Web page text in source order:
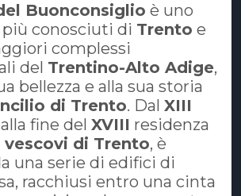
Buonconsiglio è uno
conosciuti di Trento e
complessi
del Trentino-Alto Adige,
bellezza e alla sua storia
di Trento. Dal XIII
fine del XVIII residenza
vescovi di Trento, è
una serie di edifici di
racchiusi entro una cinta